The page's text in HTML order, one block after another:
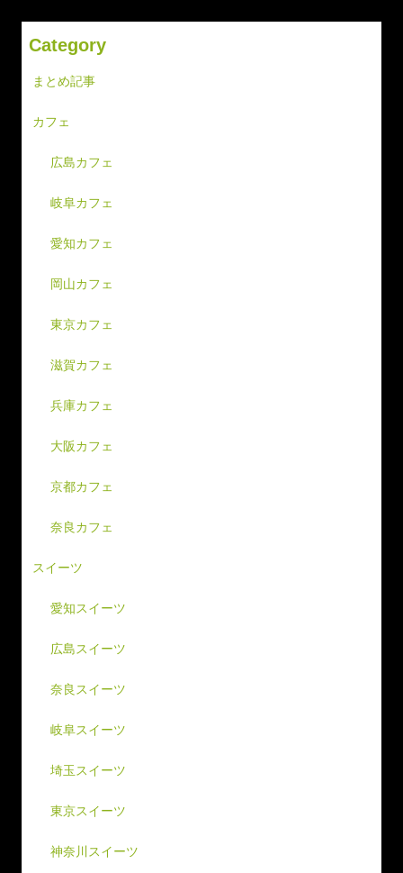
Category
まとめ記事
カフェ
広島カフェ
岐阜カフェ
愛知カフェ
岡山カフェ
東京カフェ
滋賀カフェ
兵庫カフェ
大阪カフェ
京都カフェ
奈良カフェ
スイーツ
愛知スイーツ
広島スイーツ
奈良スイーツ
岐阜スイーツ
埼玉スイーツ
東京スイーツ
神奈川スイーツ